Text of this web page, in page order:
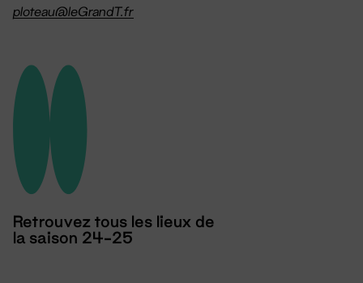
ploteau@leGrandT.fr
Retrouvez tous les lieux de
la saison 24-25